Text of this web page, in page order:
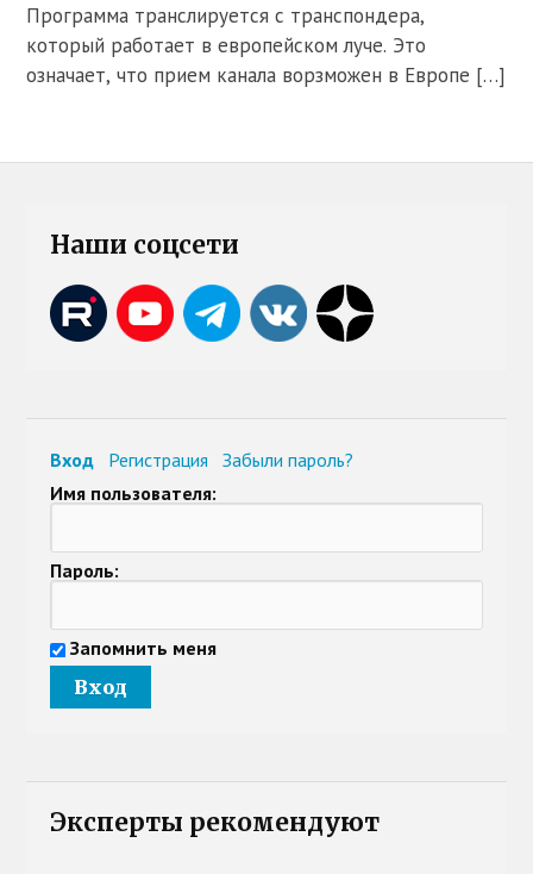
Программа транслируется с транспондера,
который работает в европейском луче. Это
означает, что прием канала ворзможен в Европе […]
Наши соцсети
Вход Регистрация
Забыли пароль?
Имя пользователя:
Пароль:
Запомнить меня
Эксперты рекомендуют